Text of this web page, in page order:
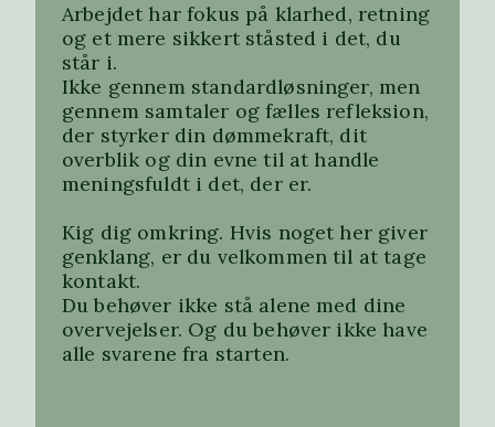
Arbejdet har fokus på klarhed, retning
og et mere sikkert ståsted i det, du
står i.
Ikke gennem standardløsninger, men
gennem samtaler og fælles refleksion,
der styrker din dømmekraft, dit
overblik og din evne til at handle
meningsfuldt i det, der er.
Kig dig omkring. Hvis noget her giver
genklang, er du velkommen til at tage
kontakt.
Du behøver ikke stå alene med dine
overvejelser. Og du behøver ikke have
alle svarene fra starten.